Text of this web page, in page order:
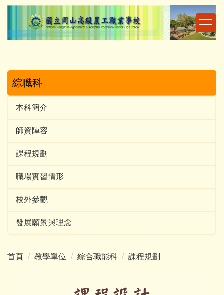
跳
主
綜職科
本科簡介
師資陣容
課程規劃
職場實習情形
校外參觀
發展願景與理念
首頁 教學單位 綜合職能科 課程規劃